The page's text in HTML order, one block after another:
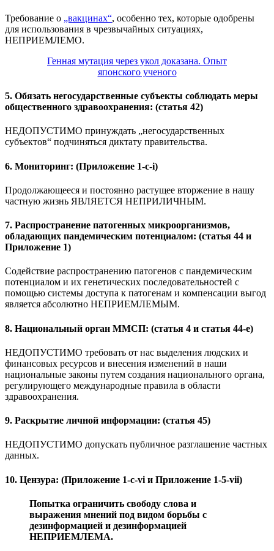
Требование о „вакцинах“, особенно тех, которые одобрены
для использования в чрезвычайных ситуациях,
НЕПРИЕМЛЕМО.
Генная мутация через укол доказана. Опыт
японского ученого
5. Обязать негосударственные субъекты соблюдать меры
общественного здравоохранения: (статья 42)
НЕДОПУСТИМО принуждать „негосударственных
субъектов“ подчиняться диктату правительства.
6. Мониторинг: (Приложение 1-c-i)
Продолжающееся и постоянно растущее вторжение в нашу
частную жизнь ЯВЛЯЕТСЯ НЕПРИЛИЧНЫМ.
7. Распространение патогенных микроорганизмов,
обладающих пандемическим потенциалом: (статья 44 и
Приложение 1)
Содействие распространению патогенов с пандемическим
потенциалом и их генетических последовательностей с
помощью системы доступа к патогенам и компенсации выгод
является абсолютно НЕПРИЕМЛЕМЫМ.
8. Национальный орган ММСП: (статья 4 и статья 44-е)
НЕДОПУСТИМО требовать от нас выделения людских и
финансовых ресурсов и внесения изменений в наши
национальные законы путем создания национального органа,
регулирующего международные правила в области
здравоохранения.
9. Раскрытие личной информации: (статья 45)
НЕДОПУСТИМО допускать публичное разглашение частных
данных.
10. Цензура: (Приложение 1-c-vi и Приложение 1-5-vii)
Попытка ограничить свободу слова и
выражения мнений под видом борьбы с
дезинформацией и дезинформацией
НЕПРИЕМЛЕМА.